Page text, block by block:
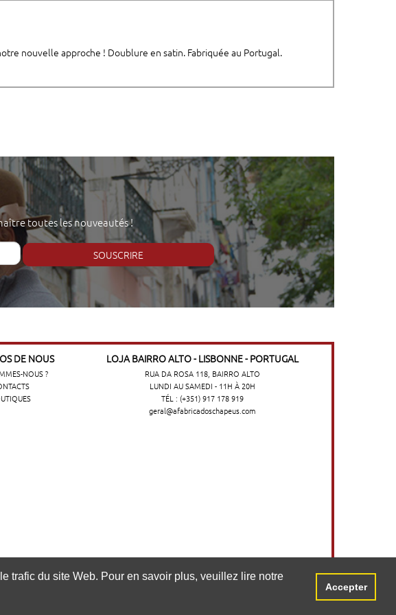
o tráfego no website. Para saber mais, consulte a
Aceitar
trafic du site Web. Pour en savoir plus, veuillez lire notre
Accepter
nouvelle approche ! Doublure en satin. Fabriquée au Portugal.
toutes les nouveautés !
SOUSCRIRE
DE NOUS
NOUS ?
LOJA BAIRRO ALTO - LISBONNE - PORTUGAL
RUA DA ROSA 118, BAIRRO ALTO
LUNDI AU SAMEDI - 11H À 20H
TÉL : (+351) 917 178 919
geral@afabricadoschapeus.com
TERMES ET CONDITIONS